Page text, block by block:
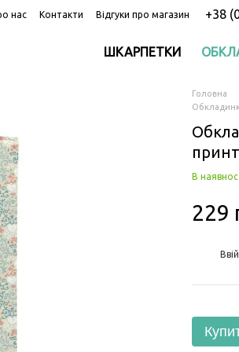
нас Контакти Відгуки про магазин +38
ШКАРПЕТКИ
Головна
В
229